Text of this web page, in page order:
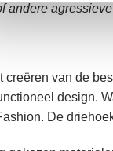
andere
creëren van de
design.
De